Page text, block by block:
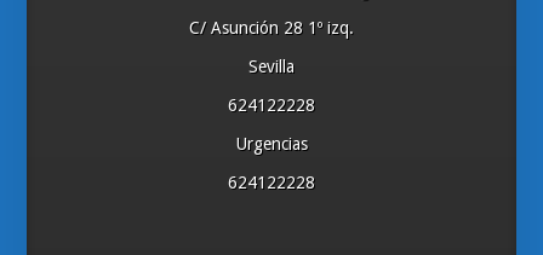
C/ Asunción 28 1º izq.
Sevilla
624122228
Urgencias
624122228